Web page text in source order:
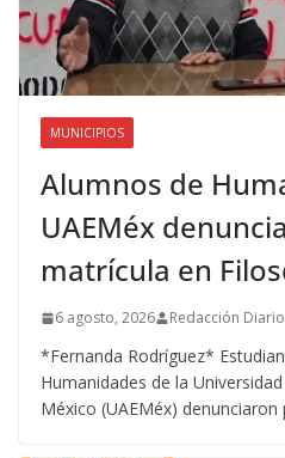
MUNICIPIOS
Alumnos de
UAEMéx
matrícula en
6 agosto, 2026 Redacción
*Fernanda Rodríguez*
Humanidades de la
México (UAEMéx)